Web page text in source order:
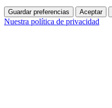
Guardar preferencias Aceptar
Nuestra política de privacidad